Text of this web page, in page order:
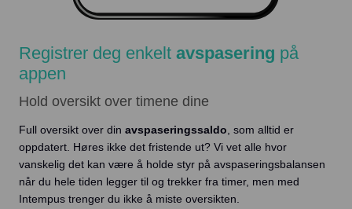
Registrer deg enkelt avspasering på
appen
Hold oversikt over timene dine
Full oversikt over din avspaseringssaldo , som alltid er
oppdatert. Høres ikke det fristende ut? Vi vet alle hvor
vanskelig det kan være å holde styr på avspaseringsbalansen
når du hele tiden legger til og trekker fra timer, men med
Intempus trenger du ikke å miste oversikten.